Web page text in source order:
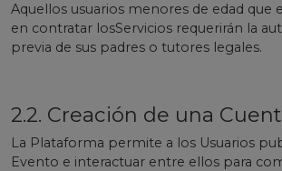
Aquellos usuarios menores de edad que
en contratar losServicios requerirán la
previa de sus padres o tutores legales.
2.2. Creación de una
La Plataforma permite a los Usuarios
Evento e interactuar entre ellos para